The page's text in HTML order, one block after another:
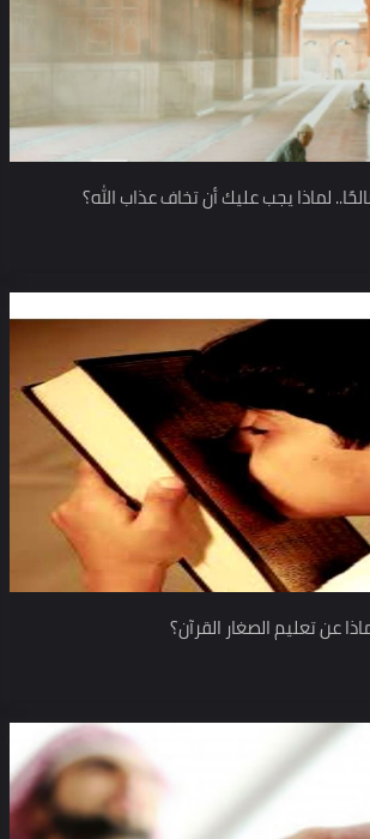
لماذا يجب عليك أن تخاف عذاب الله؟
عن تعليم الصغار القرآن؟